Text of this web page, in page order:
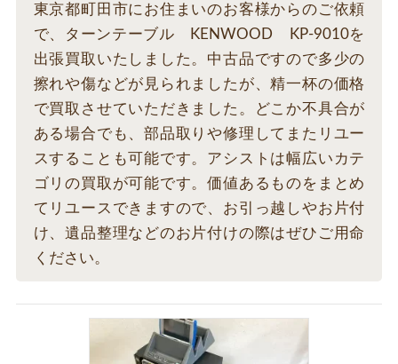
東京都町田市にお住まいのお客様からのご依頼
で、ターンテーブル KENWOOD KP-9010を
出張買取いたしました。中古品ですので多少の
擦れや傷などが見られましたが、精一杯の価格
で買取させていただきました。どこか不具合が
ある場合でも、部品取りや修理してまたリユー
スすることも可能です。アシストは幅広いカテ
ゴリの買取が可能です。価値あるものをまとめ
てリユースできますので、お引っ越しやお片付
け、遺品整理などのお片付けの際はぜひご用命
ください。